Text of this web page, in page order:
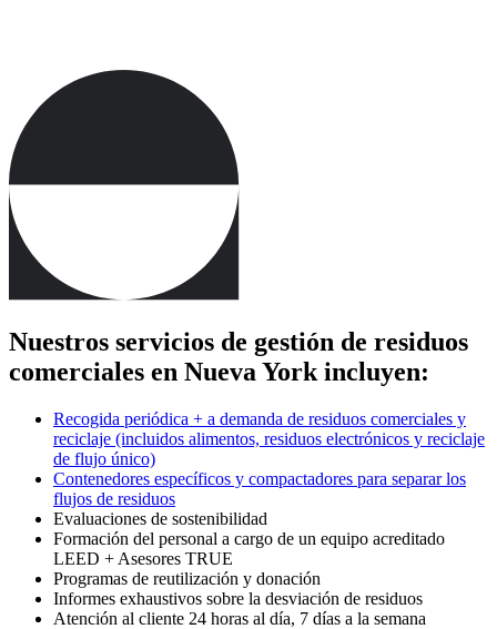
Nuestros servicios de gestión de residuos
comerciales en Nueva York incluyen:
Recogida periódica + a demanda de residuos comerciales y
reciclaje (incluidos alimentos, residuos electrónicos y reciclaje
de flujo único)
Contenedores específicos y compactadores para separar los
flujos de residuos
Evaluaciones de sostenibilidad
Formación del personal a cargo de un equipo acreditado
LEED + Asesores TRUE
Programas de reutilización y donación
Informes exhaustivos sobre la desviación de residuos
Atención al cliente 24 horas al día, 7 días a la semana